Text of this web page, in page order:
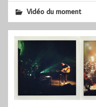
Vidéo du moment